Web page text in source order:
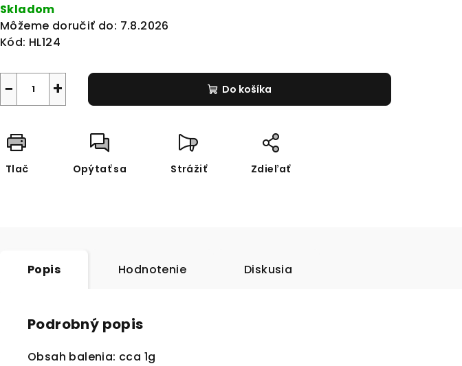
Skladom
Môžeme doručiť do: 7.8.2026
Kód: HL124
+
− Do košíka
Tlač Opýtať sa Strážiť Zdieľať
Popis Hodnotenie Diskusia
Podrobný popis
Obsah balenia: cca 1g